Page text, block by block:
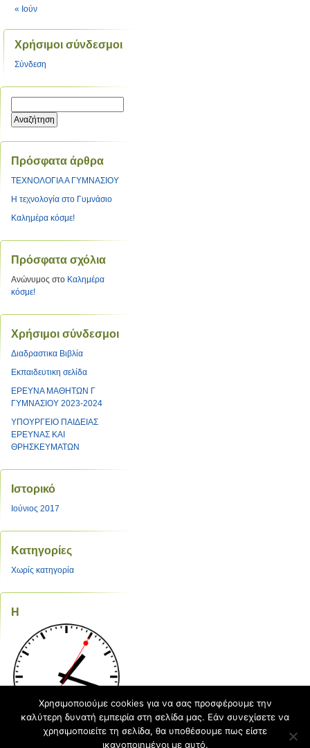
Πρόσφατα άρθρα
ΤΕΧΝΟΛΟΓΙΑ Α ΓΥΜΝΑΣΙΟΥ
Η τεχνολογία στο Γυμνάσιο
Καλημέρα κόσμε!
Πρόσφατα σχόλια
Ανώνυμος στο Καλημέρα
κόσμε!
Χρήσιμοι σύνδεσμοι
Διαδραστικα Βιβλία
Εκπαιδευτικη σελίδα
ΕΡΕΥΝΑ ΜΑΘΗΤΩΝ Γ
ΓΥΜΝΑΣΙΟΥ 2023-2024
ΥΠΟΥΡΓΕΙΟ ΠΑΙΔΕΙΑΣ
ΕΡΕΥΝΑΣ ΚΑΙ
ΘΡΗΣΚΕΥΜΑΤΩΝ
Ιστορικό
Ιούνιος 2017
Kατηγορίες
Χωρίς κατηγορία
Η
« Ιούν
Χρήσιμοι σύνδεσμοι
Σύνδεση
Χρησιμοποιούμε cookies για να σας προσφέρουμε την
καλύτερη δυνατή εμπειρία στη σελίδα μας. Εάν συνεχίσετε να
χρησιμοποιείτε τη σελίδα, θα υποθέσουμε πως είστε
ικανοποιημένοι με αυτό.